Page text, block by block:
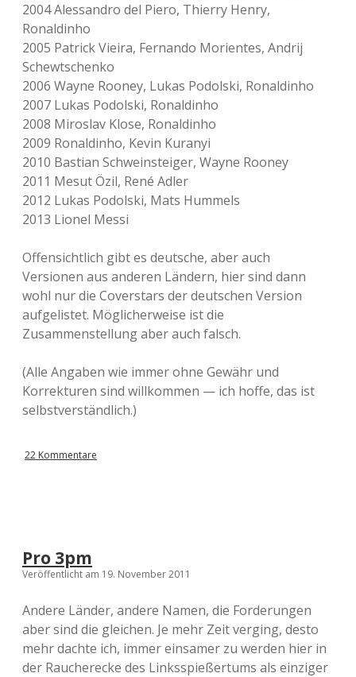
2004 Alessandro del Piero, Thierry Henry,
Ronaldinho
2005 Patrick Vieira, Fernando Morientes, Andrij
Schewtschenko
2006 Wayne Rooney, Lukas Podolski, Ronaldinho
2007 Lukas Podolski, Ronaldinho
2008 Miroslav Klose, Ronaldinho
2009 Ronaldinho, Kevin Kuranyi
2010 Bastian Schweinsteiger, Wayne Rooney
2011 Mesut Özil, René Adler
2012 Lukas Podolski, Mats Hummels
2013 Lionel Messi
Offensichtlich gibt es deutsche, aber auch
Versionen aus anderen Ländern, hier sind dann
wohl nur die Coverstars der deutschen Version
aufgelistet. Möglicherweise ist die
Zusammenstellung aber auch falsch.
(Alle Angaben wie immer ohne Gewähr und
Korrekturen sind willkommen — ich hoffe, das ist
selbstverständlich.)
22 Kommentare
Pro 3pm
Veröffentlicht am 19. November 2011
Andere Länder, andere Namen, die Forderungen
aber sind die gleichen. Je mehr Zeit verging, desto
mehr dachte ich, immer einsamer zu werden hier in
der Raucherecke des Linksspießertums als einziger